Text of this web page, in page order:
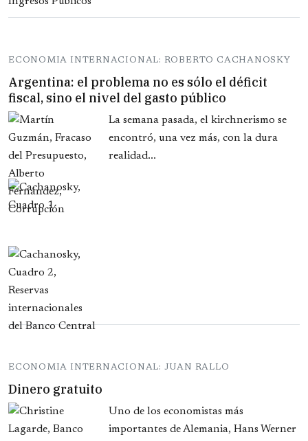
ECONOMIA INTERNACIONAL: ROBERTO CACHANOSKY
Argentina: el problema no es sólo el déficit
fiscal, sino el nivel del gasto público
La semana pasada, el kirchnerismo se
encontró, una vez más, con la dura
realidad...
ECONOMIA INTERNACIONAL: JUAN RALLO
Dinero gratuito
Uno de los economistas más
importantes de Alemania, Hans Werner